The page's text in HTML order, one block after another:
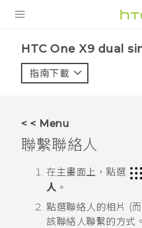
VIVE
應用程式
HTC One X9 dual
指南下載
< < Menu
聯繫聯絡人
在主畫面上，點選
人 。
點選聯絡人的相片 (
該聯絡人聯繫的方式。